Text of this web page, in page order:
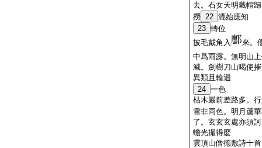
去。石女天明戴帽
撈 22 漉始應知
23 轉位
披毛戴角入
來。
中爲雨露。無明山
滅。劍樹刀山喝使
異類且輪迴
24 一色
枯木巖前差路多。
雪非同色。明月蘆
了。玄玄玄處亦須
蟾光撮得麼
雲頂山僧徳敷詩十首